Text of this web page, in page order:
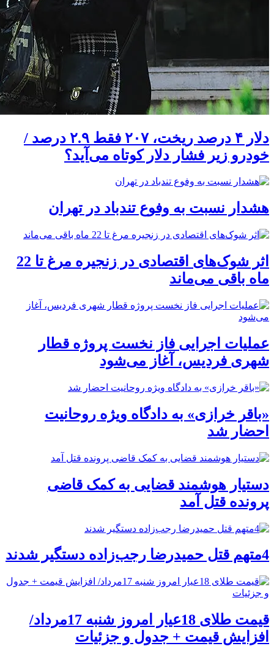
دلار ۴ درصد ریخت، ۲۰۷ فقط ۲.۹ درصد /
خودرو زیر فشار دلار کوتاه می‌آید؟
هشدار نسبت به وفوع تندباد در تهران
اثر شوک‌های اقتصادی در زنجیره مرغ تا 22
ماه باقی می‌ماند
عملیات اجرایی فاز نخست پروژه قطار
شهری فردیس، آغاز می‌شود
«باقر خرازی» به دادگاه ویژه روحانیت
احضار شد
دستیار هوشمند قضایی به کمک قاضی
پرونده قتل آمد
4متهم قتل حمیدرضا رجب‌زاده دستگیر شدند
قیمت طلای 18عیار امروز شنبه 17مرداد/
افزایش قیمت + جدول و جزئیات